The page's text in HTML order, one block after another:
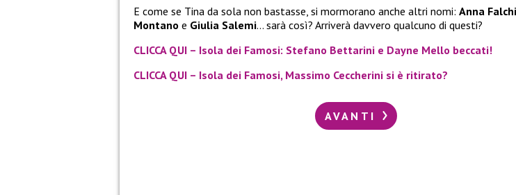
E come se Tina da sola non bastasse, si mormorano anche altri nomi: Anna Falchi
Montano e Giulia Salemi… sarà così? Arriverà davvero qualcuno di questi?
CLICCA QUI – Isola dei Famosi: Stefano Bettarini e Dayne Mello beccati!
CLICCA QUI – Isola dei Famosi, Massimo Ceccherini si è ritirato?
AVANTI